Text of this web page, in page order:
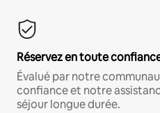
Réservez en toute
Évalué par notre
confiance et notre
séjour longue durée.